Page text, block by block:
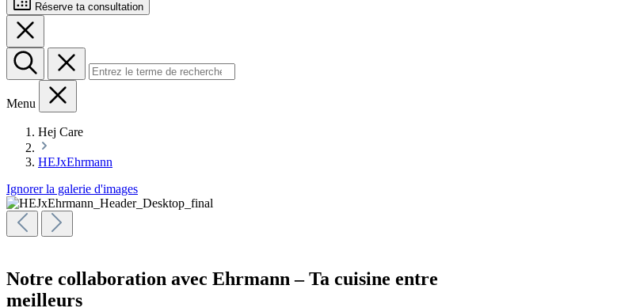
Réserve ta consultation
Menu
Hej Care
HEJxEhrmann
Ignorer la galerie d'images
Notre collaboration avec Ehrmann – Ta cuisine entre
meilleurs